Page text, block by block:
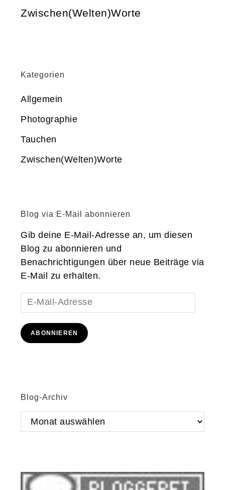
Zwischen(Welten)Worte
Kategorien
Allgemein
Photographie
Tauchen
Zwischen(Welten)Worte
Blog via E-Mail abonnieren
Gib deine E-Mail-Adresse an, um diesen
Blog zu abonnieren und
Benachrichtigungen über neue Beiträge via
E-Mail zu erhalten.
E-
Mail-
Adresse
ABONNIEREN
Blog-Archiv
Blog-
Archiv